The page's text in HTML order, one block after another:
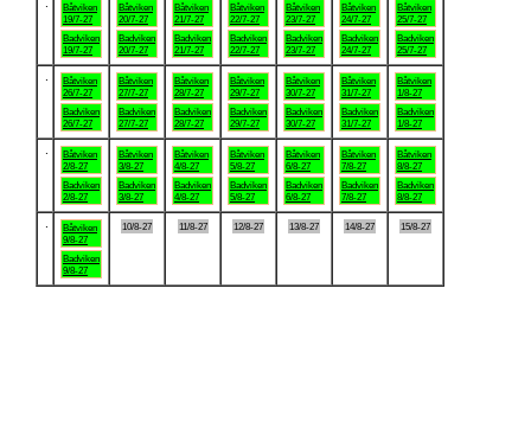
Båtviken
19/7-27
Badviken
19/7-27
Båtviken
20/7-27
Badviken
20/7-27
Båtviken
21/7-27
Badviken
21/7-27
Båtviken
22/7-27
Badviken
22/7-27
Båtviken
23/7-27
Badviken
23/7-27
Båtviken
24/7-27
Badviken
24/7-27
Båtviken
25/7-27
Badviken
25/7-27
Båtviken
26/7-27
Badviken
26/7-27
Båtviken
27/7-27
Badviken
27/7-27
Båtviken
28/7-27
Badviken
28/7-27
Båtviken
29/7-27
Badviken
29/7-27
Båtviken
30/7-27
Badviken
30/7-27
Båtviken
31/7-27
Badviken
31/7-27
Båtviken
1/8-27
Badviken
1/8-27
Båtviken
2/8-27
Badviken
2/8-27
Båtviken
3/8-27
Badviken
3/8-27
Båtviken
4/8-27
Badviken
4/8-27
Båtviken
5/8-27
Badviken
5/8-27
Båtviken
6/8-27
Badviken
6/8-27
Båtviken
7/8-27
Badviken
7/8-27
Båtviken
8/8-27
Badviken
8/8-27
Båtviken
9/8-27
Badviken
9/8-27
10/8-27 11/8-27 12/8-27 13/8-27 14/8-27 15/8-27